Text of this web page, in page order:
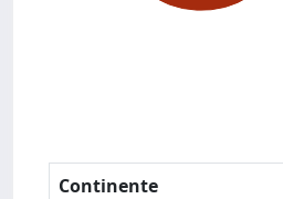
Continente